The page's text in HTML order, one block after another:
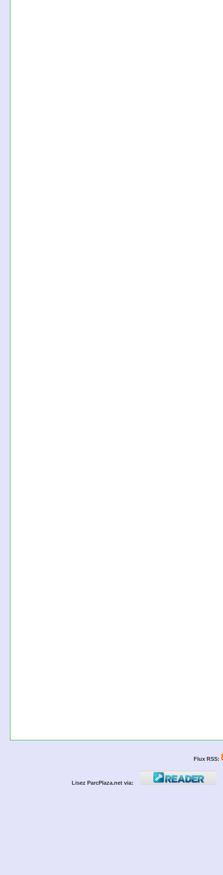
Flux RSS:
Lisez ParcPlaza.net via: